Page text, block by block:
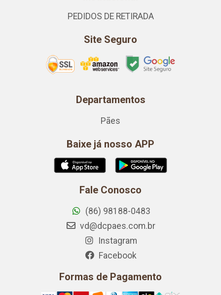
PEDIDOS DE RETIRADA
Site Seguro
Departamentos
Pães
Baixe já nosso APP
Fale Conosco
(86) 98188-0483
vd@dcpaes.com.br
Instagram
Facebook
Formas de Pagamento